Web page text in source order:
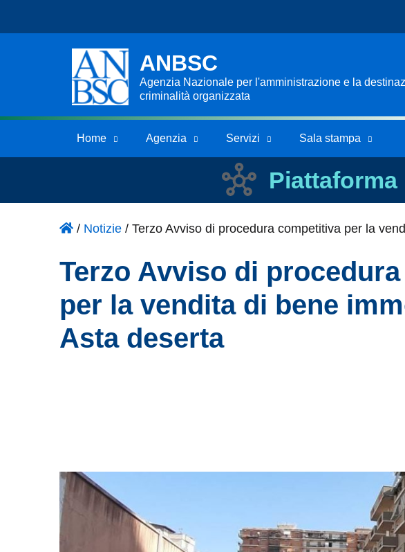
ANBSC
Agenzia Nazionale per l'amministrazione e la
criminalità organizzata
Home Agenzia Servizi Sala stampa
/ Notizie /Terzo Avviso di procedura competitiva per la
Terzo Avviso di
per la vendita di bene
Asta deserta